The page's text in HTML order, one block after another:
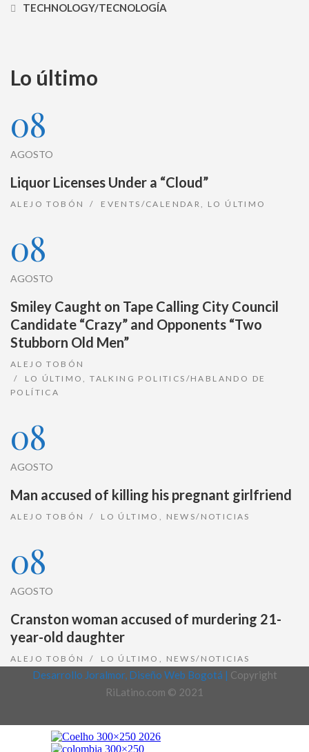
TECHNOLOGY/TECNOLOGÍA
Lo último
08
AGOSTO
Liquor Licenses Under a “Cloud”
ALEJO TOBÓN EVENTS/CALENDAR LO ÚLTIMO
08
AGOSTO
Smiley Caught on Tape Calling City Council
Candidate “Crazy” and Opponents “Two
Stubborn Old Men”
ALEJO TOBÓN
LO ÚLTIMO
,TALKING POLITICS/HABLANDO DE
POLÍTICA
08
AGOSTO
Man accused of killing his pregnant girlfriend
ALEJO TOBÓN LO ÚLTIMO NEWS/NOTICIAS
08
AGOSTO
Cranston woman accused of murdering 21-
year-old daughter
ALEJO TOBÓN LO ÚLTIMO NEWS/NOTICIAS
Desarrollo Joralmor, Diseño Web Bogotá | Copyright
RiLatino.com © 2021